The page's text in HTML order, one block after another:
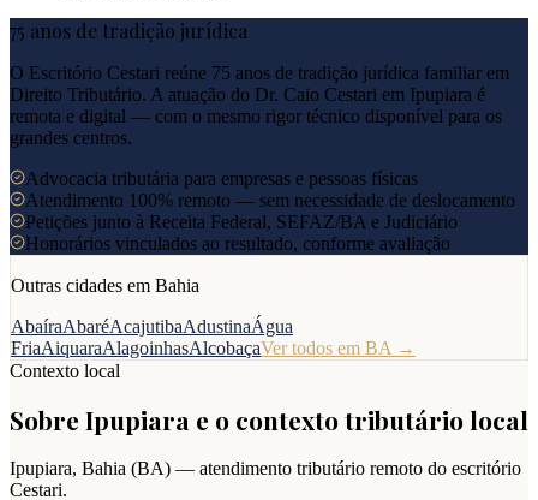
75 anos de tradição jurídica
O Escritório Cestari reúne 75 anos de tradição jurídica familiar em
Direito Tributário. A atuação do Dr. Caio Cestari em Ipupiara é
remota e digital — com o mesmo rigor técnico disponível para os
grandes centros.
Advocacia tributária para empresas e pessoas físicas
Atendimento 100% remoto — sem necessidade de deslocamento
Petições junto à Receita Federal, SEFAZ/BA e Judiciário
Honorários vinculados ao resultado, conforme avaliação
Outras cidades em Bahia
AbaíraAbaréAcajutibaAdustinaÁgua
FriaAiquaraAlagoinhasAlcobaçaVer todos em BA →
Contexto local
Sobre Ipupiara e o contexto tributário local
Ipupiara, Bahia (BA) — atendimento tributário remoto do escritório
Cestari.